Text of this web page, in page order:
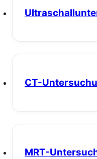
CT-
MRT-